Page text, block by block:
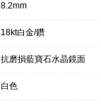
8.2mm
18kt白金/鑽
抗磨損藍寶石水晶鏡面
白色